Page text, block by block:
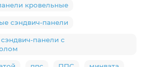
кровельные
сэндвич-панели
панели с